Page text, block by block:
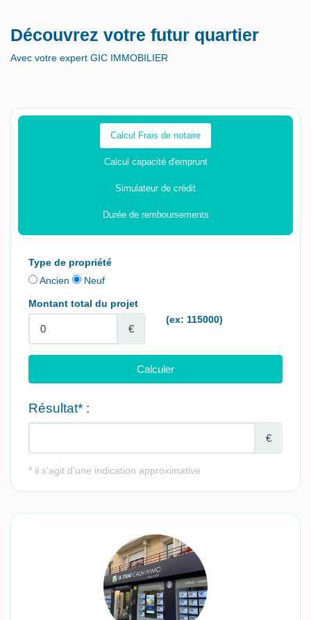
Découvrez votre futur quartier
Avec votre expert GIC IMMOBILIER
Calcul Frais de notaire
Calcul capacité d'emprunt
Simulateur de crédit
Durée de remboursements